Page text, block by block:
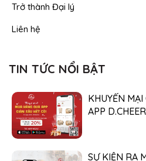
Trở thành Đại lý
Liên hệ
TIN TỨC NỔI BẬT
KHUYẾN
APP
SỰ KIỆN RA